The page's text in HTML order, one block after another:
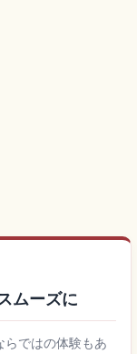
ムーズに
らではの体験もあ